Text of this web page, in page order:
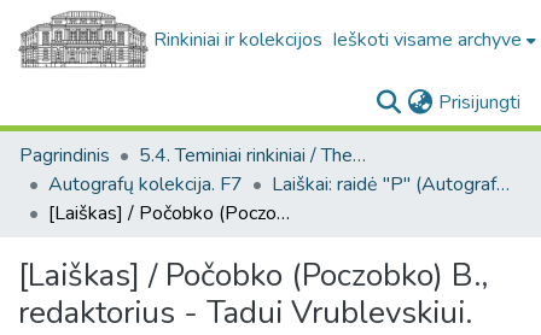
Rinkiniai ir kolekcijos Ieškoti visame archyve
Prisijungti
Pagrindinis
5.4. Teminiai rinkiniai / Thematic collections
Autografų kolekcija. F7
Laiškai: raidė "P" (Autografų kolekcija. F7)
[Laiškas] / Počobko (Poczobko) B., redaktorius - Tadui Vrublevskiui.
[Laiškas] / Počobko (Poczobko) B.,
redaktorius - Tadui Vrublevskiui.